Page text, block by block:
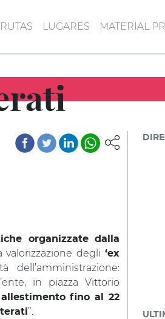
RUTAS LUGARES MATERIAL
organizzate dalla
valorizzazione degli‘ex
dell’amministrazione:
in piazza Vittorio
fino al 22
”.